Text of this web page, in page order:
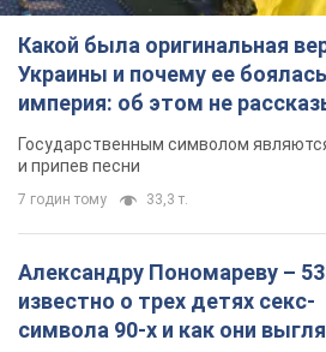
Какой была оригинальная
Украины и почему ее
империя: об этом не
Государственным символом
и припев песни
7 годин тому 33,3 т.
Александру Пономареву –
известно о трех детях секс-
символа 90-х и как они